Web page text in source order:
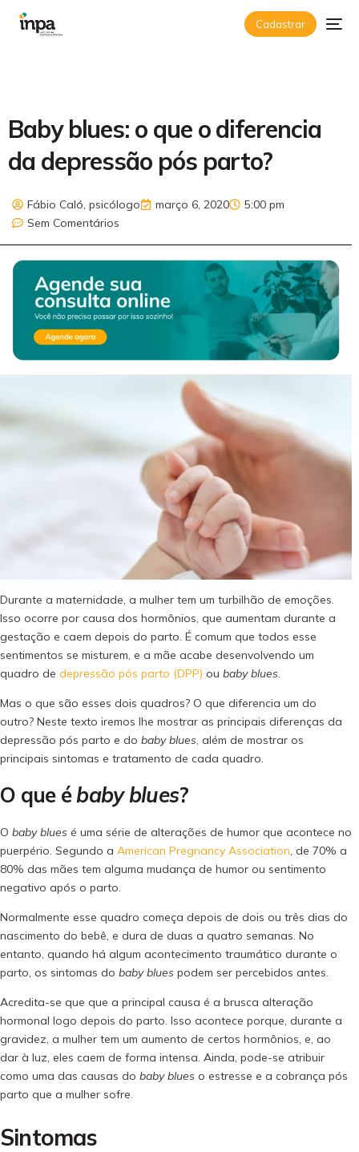
Cadastrar
Baby blues: o que o diferencia
da depressão pós parto?
Fábio Caló, psicólogo março 6, 2020
5:00 pm
Sem Comentários
Durante a maternidade, a mulher tem um turbilhão de emoções.
Isso ocorre por causa dos hormônios, que aumentam durante a
gestação e caem depois do parto. É comum que todos esse
sentimentos se misturem, e a mãe acabe desenvolvendo um
quadro de depressão pós parto (DPP) ou baby blues.
Mas o que são esses dois quadros? O que diferencia um do
outro? Neste texto iremos lhe mostrar as principais diferenças da
depressão pós parto e do baby blues, além de mostrar os
principais sintomas e tratamento de cada quadro.
O que ébaby blues?
O baby blues é uma série de alterações de humor que acontece no
puerpério. Segundo a American Pregnancy Association, de 70% a
80% das mães tem alguma mudança de humor ou sentimento
negativo após o parto.
Normalmente esse quadro começa depois de dois ou três dias do
nascimento do bebê, e dura de duas a quatro semanas. No
entanto, quando há algum acontecimento traumático durante o
parto, os sintomas do baby blues podem ser percebidos antes.
Acredita-se que que a principal causa é a brusca alteração
hormonal logo depois do parto. Isso acontece porque, durante a
gravidez, a mulher tem um aumento de certos hormônios, e, ao
dar à luz, eles caem de forma intensa. Ainda, pode-se atribuir
como uma das causas do baby blues o estresse e a cobrança pós
parto que a mulher sofre.
Sintomas